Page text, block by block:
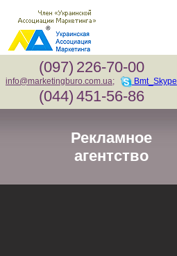
(097) 226-70-00
info@marketingburo.com.ua; Bmt_Skype
(044) 451-56-86
Рекламное
агентство